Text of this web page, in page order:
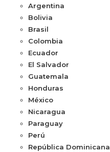
Argentina
Bolivia
Brasil
Colombia
Ecuador
El Salvador
Guatemala
Honduras
México
Nicaragua
Paraguay
Perú
República Dominicana